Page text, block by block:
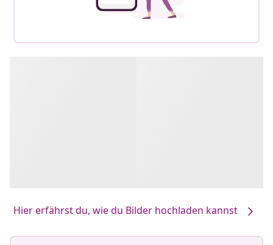
Hier erfährst du, wie du Bilder hochladen kannst